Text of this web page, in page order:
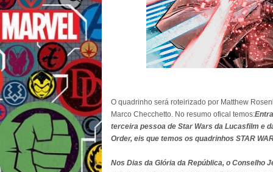
O quadrinho será roteirizado por Matthew
Marco Checchetto. No resumo ofical temos:
terceira pessoa de Star Wars da Lucasfilm e
Order, eis que temos os quadrinhos STAR
Nos Dias da Glória da República, o Conselho